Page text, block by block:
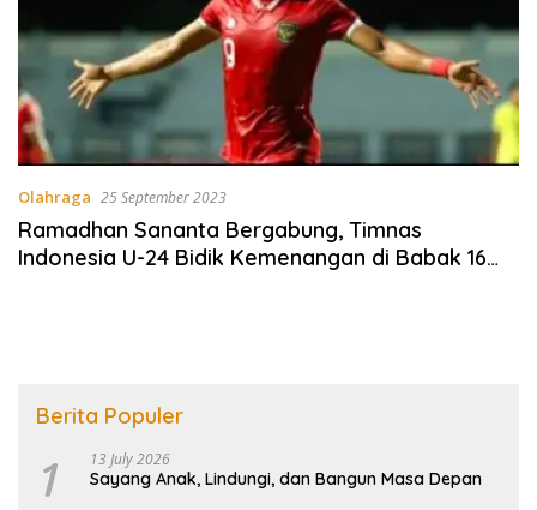
Olahraga 25 September 2023
Ramadhan Sananta Bergabung, Timnas
Indonesia U-24 Bidik Kemenangan di Babak 16
Berita Populer
1 13 July 2026
Sayang Anak, Lindungi, dan Bangun Masa Depan